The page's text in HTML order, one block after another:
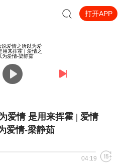
打开APP
爱情 是用来挥霍 | 爱情
爱情-梁静茹
04:19